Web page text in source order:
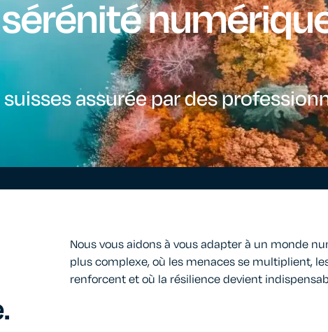
assurée par des
Nous vous aidons à vous adapter à un monde
plus complexe, où les menaces se multiplient,
renforcent et où la résilience devient